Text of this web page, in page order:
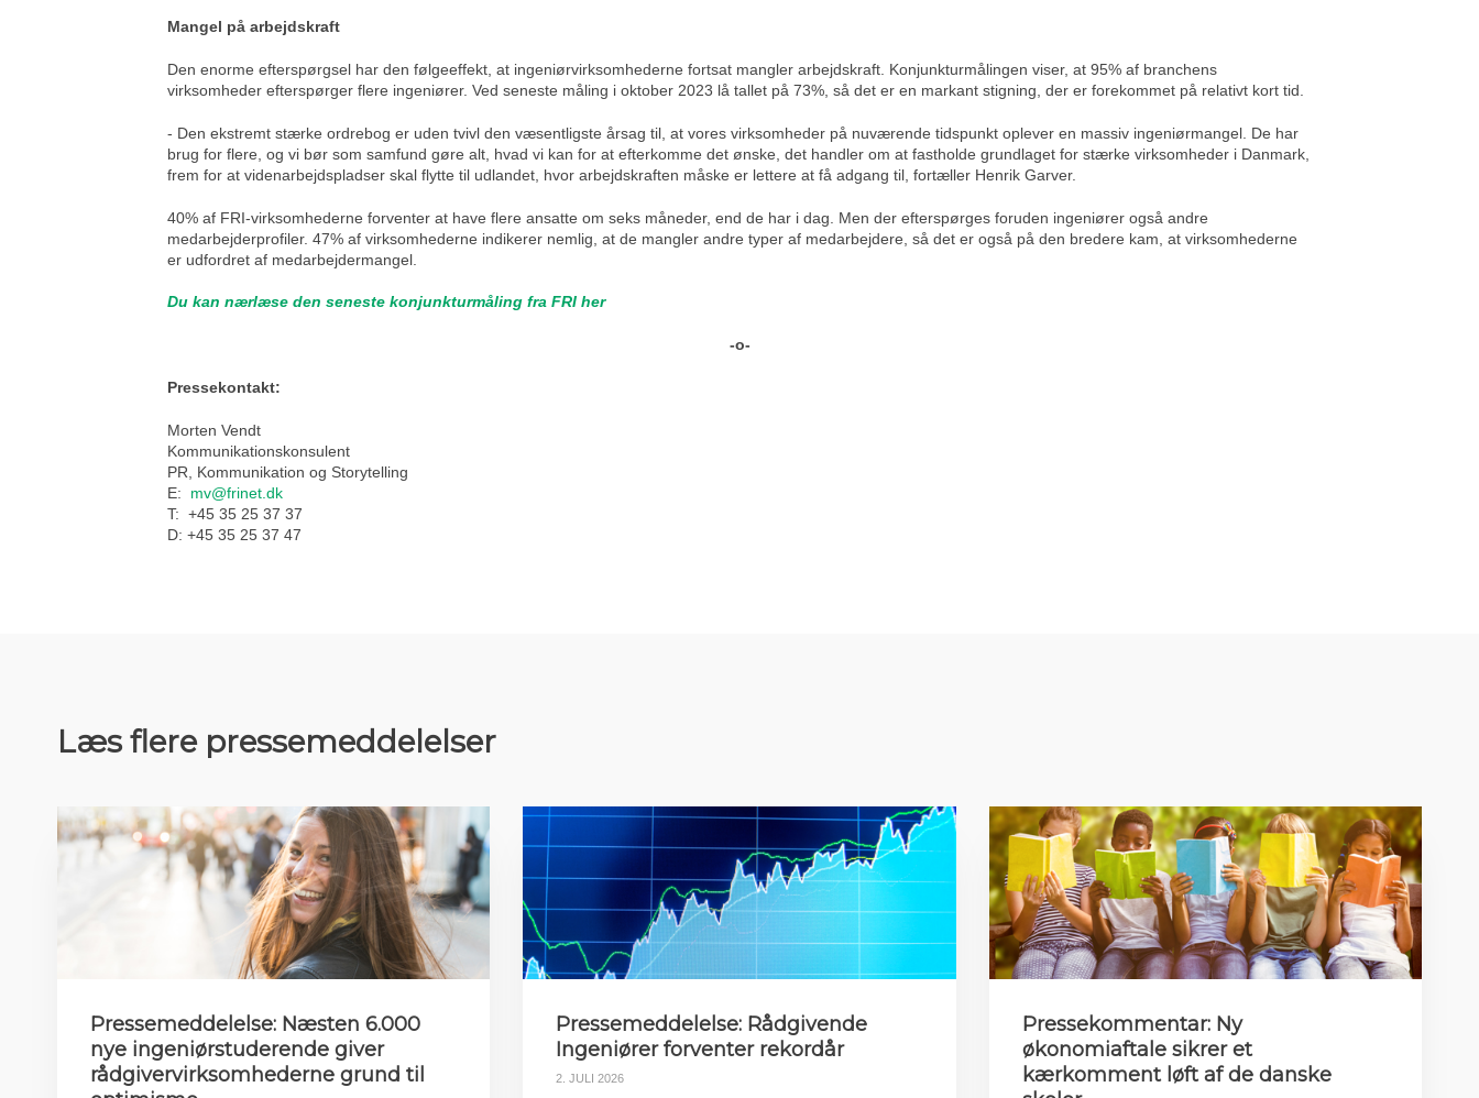
Mangel på arbejdskraft
Den enorme efterspørgsel har den følgeeffekt, at ingeniørvirksomhederne fortsat mangler arbejdskraft. Konjunkturmålingen viser, at 95% af branchens
virksomheder efterspørger flere ingeniører. Ved seneste måling i oktober 2023 lå tallet på 73%, så det er en markant stigning, der er forekommet på relativt kort tid.
- Den ekstremt stærke ordrebog er uden tvivl den væsentligste årsag til, at vores virksomheder på nuværende tidspunkt oplever en massiv ingeniørmangel. De har
brug for flere, og vi bør som samfund gøre alt, hvad vi kan for at efterkomme det ønske, det handler om at fastholde grundlaget for stærke virksomheder i Danmark,
frem for at videnarbejdspladser skal flytte til udlandet, hvor arbejdskraften måske er lettere at få adgang til, fortæller Henrik Garver.
40% af FRI-virksomhederne forventer at have flere ansatte om seks måneder, end de har i dag. Men der efterspørges foruden ingeniører også andre
medarbejderprofiler. 47% af virksomhederne indikerer nemlig, at de mangler andre typer af medarbejdere, så det er også på den bredere kam, at virksomhederne
er udfordret af medarbejdermangel.
Du kan nærlæse den seneste konjunkturmåling fra FRI her
-o-
Pressekontakt:
Morten Vendt
Kommunikationskonsulent
PR, Kommunikation og Storytelling
E: mv@frinet.dk
T: +45 35 25 37 37
D: +45 35 25 37 47
Læs flere pressemeddelelser
Pressemeddelelse: Næsten 6.000
nye ingeniørstuderende giver
rådgivervirksomhederne grund til
Pressemeddelelse: Rådgivende
Ingeniører forventer rekordår
2. JULI 2026
Pressekommentar: Ny
økonomiaftale sikrer et
kærkomment løft af de danske